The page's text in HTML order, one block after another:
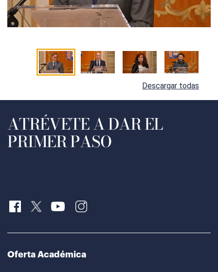
Descargar todas
ATRÉVETE A DAR EL
PRIMER PASO
Oferta Académica